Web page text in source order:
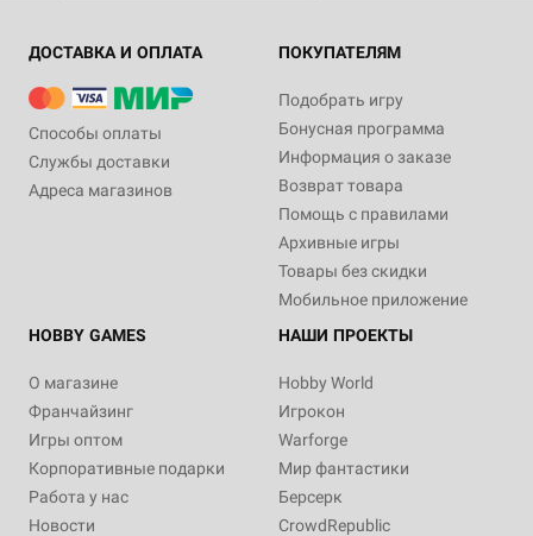
ДОСТАВКА И ОПЛАТА
Способы оплаты
Службы доставки
Адреса магазинов
ПОКУПАТЕЛЯМ
Подобрать игру
Бонусная программа
Информация о заказе
Возврат товара
Помощь с правилами
Архивные игры
Товары без скидки
Мобильное приложение
HOBBY GAMES
О магазине
Франчайзинг
Игры оптом
Корпоративные подарки
Работа у нас
Новости
НАШИ ПРОЕКТЫ
Hobby World
Игрокон
Warforge
Мир фантастики
Берсерк
CrowdRepublic